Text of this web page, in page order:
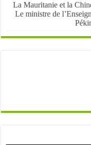
La Mauritanie et
Le ministre de